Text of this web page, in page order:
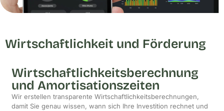
Wirtschaftlichkeit und Förderung
Wirtschaftlichkeitsberechnung
und Amortisationszeiten
Wir erstellen transparente Wirtschaftlichkeitsberechnungen,
damit Sie genau wissen, wann sich Ihre Investition rechnet und